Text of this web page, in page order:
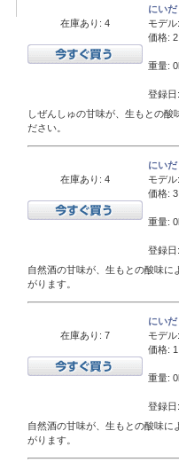
在庫あり: 4
にい
モデル:
価格:
重量:
登録
しぜんしゅの甘味が、生もとの
ださい。
在庫あり: 4
にい
モデル:
価格:
重量:
登録
自然酒の甘味が、生もとの酸味
がります。
在庫あり: 7
にい
モデル:
価格:
重量:
登録
自然酒の甘味が、生もとの酸味
がります。